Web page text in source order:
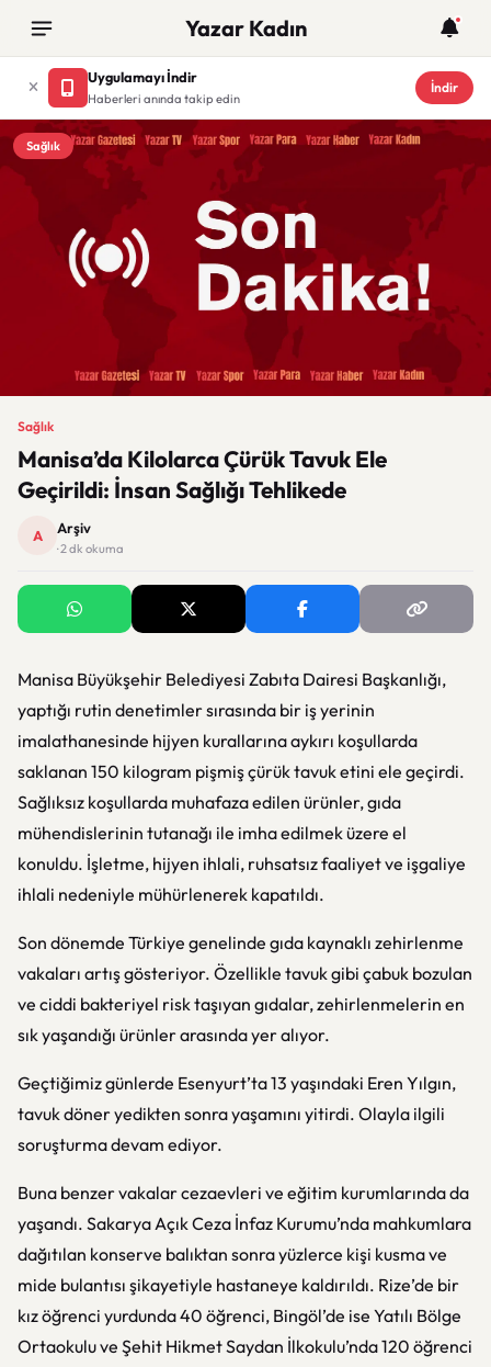
Yazar Kadın
Uygulamayı İndir
Haberleri anında takip edin
İndir
Sağlık
Sağlık
Manisa’da Kilolarca Çürük Tavuk Ele
Geçirildi: İnsan Sağlığı Tehlikede
A Arşiv
· 2 dk okuma
Manisa Büyükşehir Belediyesi Zabıta Dairesi Başkanlığı,
yaptığı rutin denetimler sırasında bir iş yerinin
imalathanesinde hijyen kurallarına aykırı koşullarda
saklanan 150 kilogram pişmiş çürük tavuk etini ele geçirdi.
Sağlıksız koşullarda muhafaza edilen ürünler, gıda
mühendislerinin tutanağı ile imha edilmek üzere el
konuldu. İşletme, hijyen ihlali, ruhsatsız faaliyet ve işgaliye
ihlali nedeniyle mühürlenerek kapatıldı.
Son dönemde Türkiye genelinde gıda kaynaklı zehirlenme
vakaları artış gösteriyor. Özellikle tavuk gibi çabuk bozulan
ve ciddi bakteriyel risk taşıyan gıdalar, zehirlenmelerin en
sık yaşandığı ürünler arasında yer alıyor.
Geçtiğimiz günlerde Esenyurt’ta 13 yaşındaki Eren Yılgın,
tavuk döner yedikten sonra yaşamını yitirdi. Olayla ilgili
soruşturma devam ediyor.
Buna benzer vakalar cezaevleri ve eğitim kurumlarında da
yaşandı. Sakarya Açık Ceza İnfaz Kurumu’nda mahkumlara
dağıtılan konserve balıktan sonra yüzlerce kişi kusma ve
mide bulantısı şikayetiyle hastaneye kaldırıldı. Rize’de bir
kız öğrenci yurdunda 40 öğrenci, Bingöl’de ise Yatılı Bölge
Ortaokulu ve Şehit Hikmet Saydan İlkokulu’nda 120 öğrenci